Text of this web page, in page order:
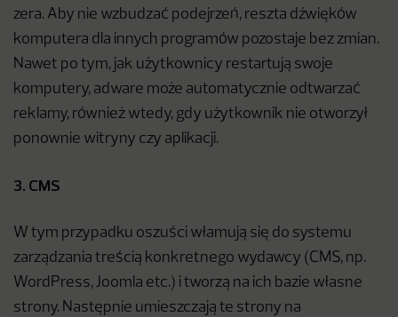
zera. Aby nie wzbudzać podejrzeń, reszta dźwięków
komputera dla innych programów pozostaje bez zmian.
Nawet po tym, jak użytkownicy restartują swoje
komputery, adware może automatycznie odtwarzać
reklamy, również wtedy, gdy użytkownik nie otworzył
ponownie witryny czy aplikacji.
3. CMS
W tym przypadku oszuści włamują się do systemu
zarządzania treścią konkretnego wydawcy (CMS, np.
WordPress, Joomla etc.) i tworzą na ich bazie własne
strony. Następnie umieszczają te strony na